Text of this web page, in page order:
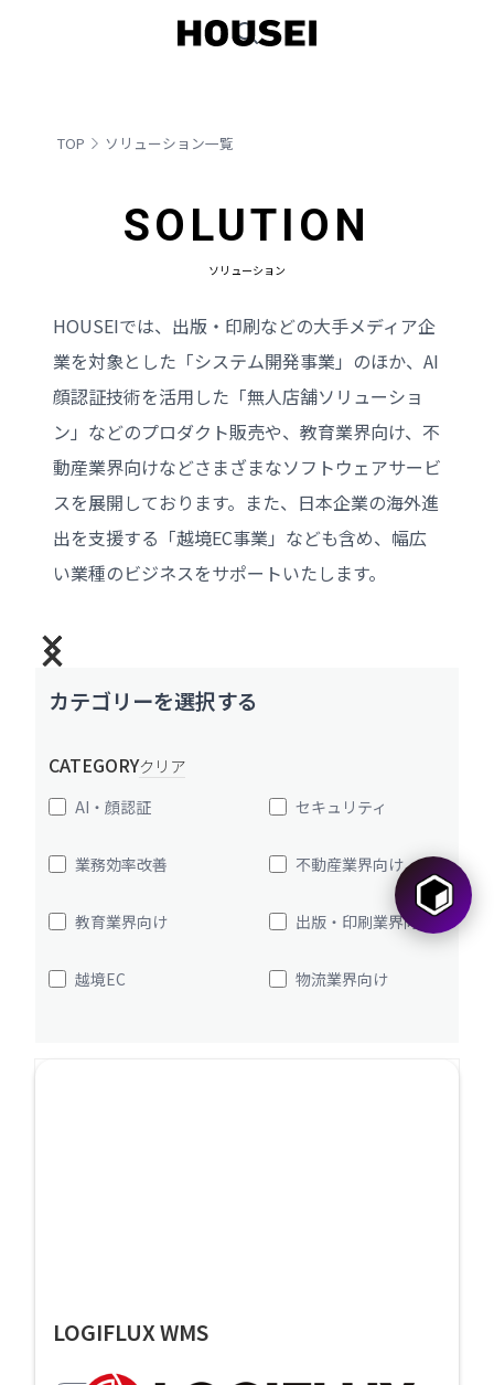
TOP ソリューション一覧
SOLUTION
ソリューション
HOUSEIでは、出版・印刷などの大手メディア企
業を対象とした「システム開発事業」のほか、AI
顔認証技術を活用した「無人店舗ソリューショ
ン」などのプロダクト販売や、教育業界向け、不
動産業界向けなどさまざまなソフトウェアサービ
スを展開しております。また、日本企業の海外進
出を支援する「越境EC事業」なども含め、幅広
い業種のビジネスをサポートいたします。
カテゴリーを選択する
CATEGORYクリア
AI・顔認証 セキュリティ
業務効率改善 不動産業界向け
教育業界向け 出版・印刷業界向け
越境EC 物流業界向け
LOGIFLUX WMS